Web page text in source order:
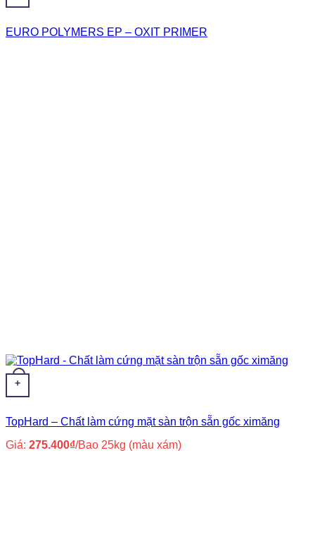
EURO POLYMERS EP – OXIT PRIMER
+
TopHard – Chất làm cứng mặt sàn trộn sẵn gốc ximăng
Giá: 275.400₫/Bao 25kg (màu xám)